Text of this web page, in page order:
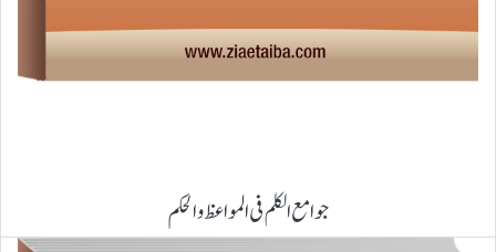
جوامع الکلم فی المواعظ و الحکم